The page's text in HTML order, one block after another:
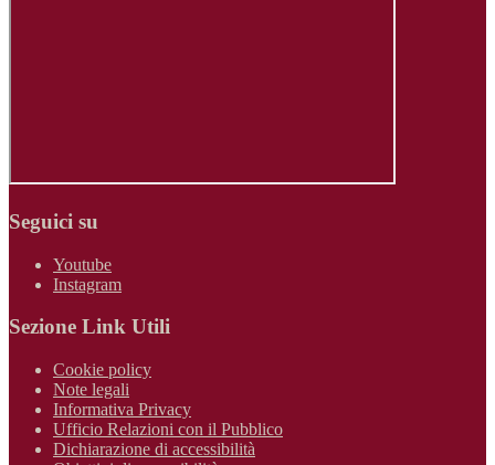
Seguici su
Youtube
Instagram
Sezione Link Utili
Cookie policy
Note legali
Informativa Privacy
Ufficio Relazioni con il Pubblico
Dichiarazione di accessibilità